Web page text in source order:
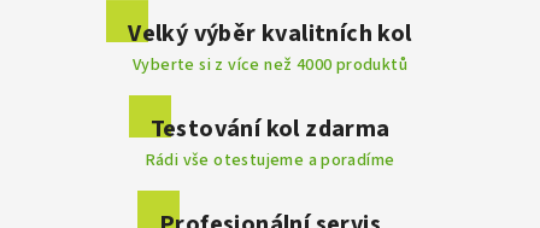
Přidat komentář
Cyklistické
nejlehčím na trhu
Velký výběr kvalitních kol
Vyberte si z více než 4000 produktů
Testování kol zdarma
Rádi vše otestujeme a poradíme